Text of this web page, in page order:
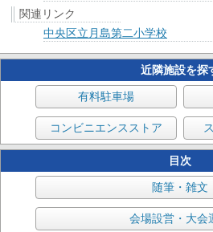
関連リンク
中央区立月島第二小学校
近隣施設を探
有料駐車場
コンビニエンスストア
目次
随筆・雑文
会場設営・大会